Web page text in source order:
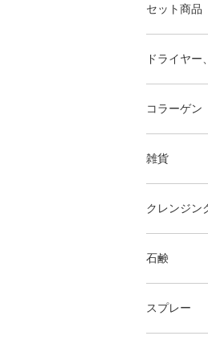
セット商品
ドライヤー
コラーゲン
雑貨
クレンジン
石鹸
スプレー